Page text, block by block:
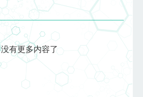
没有更多内容了